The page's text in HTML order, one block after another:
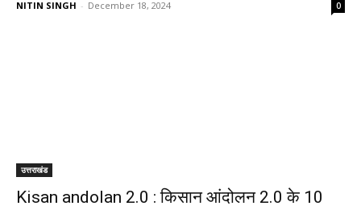
NITIN SINGH - December 18, 2024 0
उत्तराखंड
Kisan andolan 2.0 : किसान आंदोलन 2.0 के 10